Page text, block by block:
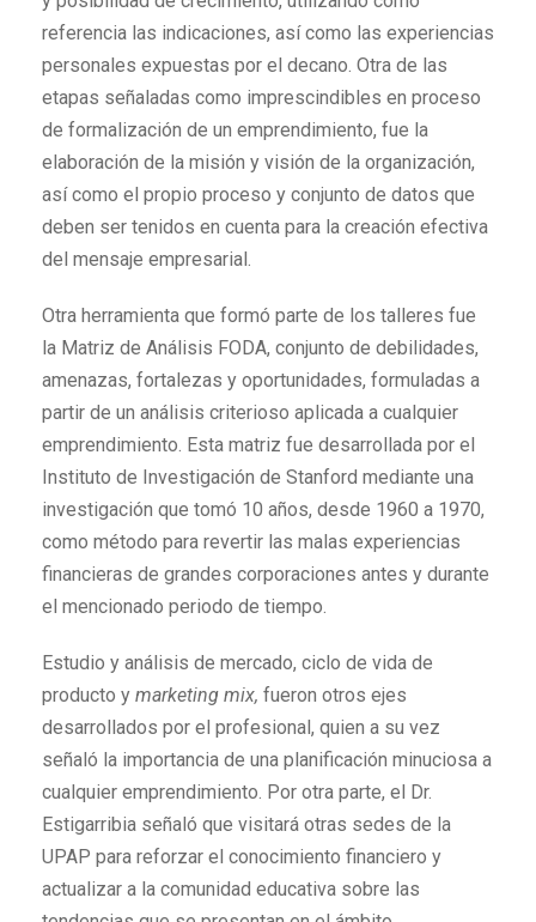
referencia las indicaciones, así como las experiencias
personales expuestas por el decano. Otra de las
etapas señaladas como imprescindibles en proceso
de formalización de un emprendimiento, fue la
elaboración de la misión y visión de la organización,
así como el propio proceso y conjunto de datos que
deben ser tenidos en cuenta para la creación efectiva
del mensaje empresarial.
Otra herramienta que formó parte de los talleres fue
la Matriz de Análisis FODA, conjunto de debilidades,
amenazas, fortalezas y oportunidades, formuladas a
partir de un análisis criterioso aplicada a cualquier
emprendimiento. Esta matriz fue desarrollada por el
Instituto de Investigación de Stanford mediante una
investigación que tomó 10 años, desde 1960 a 1970,
como método para revertir las malas experiencias
financieras de grandes corporaciones antes y durante
el mencionado periodo de tiempo.
Estudio y análisis de mercado, ciclo de vida de
producto y marketing mix, fueron otros ejes
desarrollados por el profesional, quien a su vez
señaló la importancia de una planificación minuciosa a
cualquier emprendimiento. Por otra parte, el Dr.
Estigarribia señaló que visitará otras sedes de la
UPAP para reforzar el conocimiento financiero y
actualizar a la comunidad educativa sobre las